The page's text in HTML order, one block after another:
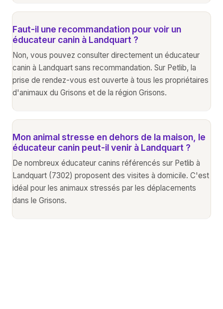
Faut-il une recommandation pour voir un
éducateur canin à Landquart ?
Non, vous pouvez consulter directement un éducateur
canin à Landquart sans recommandation. Sur Petlib, la
prise de rendez-vous est ouverte à tous les propriétaires
d'animaux du Grisons et de la région Grisons.
Mon animal stresse en dehors de la maison, le
éducateur canin peut-il venir à Landquart ?
De nombreux éducateur canins référencés sur Petlib à
Landquart (7302) proposent des visites à domicile. C'est
idéal pour les animaux stressés par les déplacements
dans le Grisons.